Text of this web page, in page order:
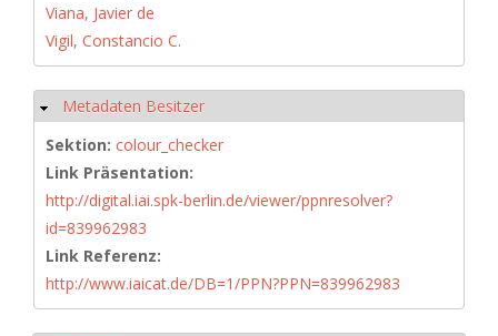
Viana, Javier de
Vigil, Constancio C.
Hide
Metadaten Besitzer
Sektion: colour_checker
Link Präsentation:
http://digital.iai.spk-berlin.de/viewer/ppnresolver?
id=839962983
Link Referenz:
http://www.iaicat.de/DB=1/PPN?PPN=839962983